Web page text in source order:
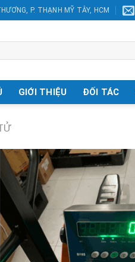
P. THẠNH MỸ TÂY, HCM
GIỚI THIỆU ĐỐI TÁC